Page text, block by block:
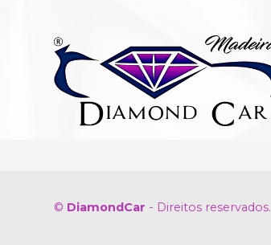
© DiamondCar - Direitos reservados.